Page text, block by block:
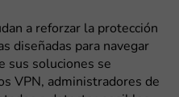
a reforzar la protección
diseñadas para navegar
sus soluciones se
VPN, administradores de